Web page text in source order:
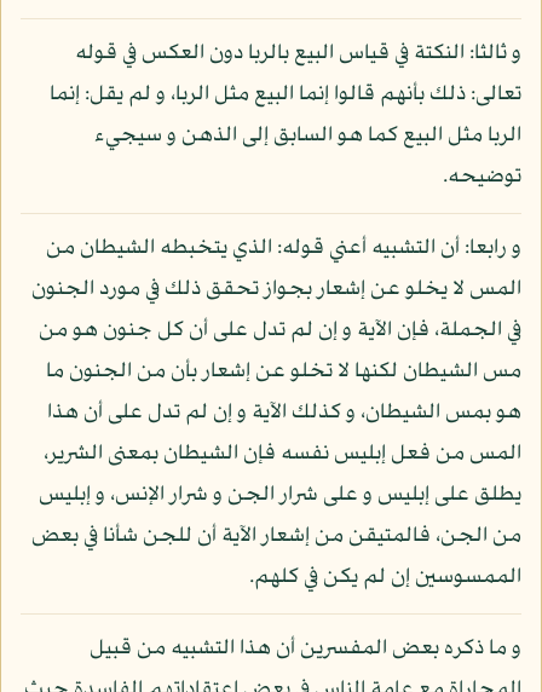
و ثالثا: النكتة في قياس البيع بالربا دون العكس في قوله
تعالى: ذلك بأنهم قالوا إنما البيع مثل الربا، و لم يقل: إنما
الربا مثل البيع كما هو السابق إلى الذهن و سيجيء
توضيحه.
و رابعا: أن التشبيه أعني قوله: الذي يتخبطه الشيطان من
المس لا يخلو عن إشعار بجواز تحقق ذلك في مورد الجنون
في الجملة، فإن الآية و إن لم تدل على أن كل جنون هو من
مس الشيطان لكنها لا تخلو عن إشعار بأن من الجنون ما
هو بمس الشيطان، و كذلك الآية و إن لم تدل على أن هذا
المس من فعل إبليس نفسه فإن الشيطان بمعنى الشرير،
يطلق على إبليس و على شرار الجن و شرار الإنس، و إبليس
من الجن، فالمتيقن من إشعار الآية أن للجن شأنا في بعض
الممسوسين إن لم يكن في كلهم.
و ما ذكره بعض المفسرين أن هذا التشبيه من قبيل